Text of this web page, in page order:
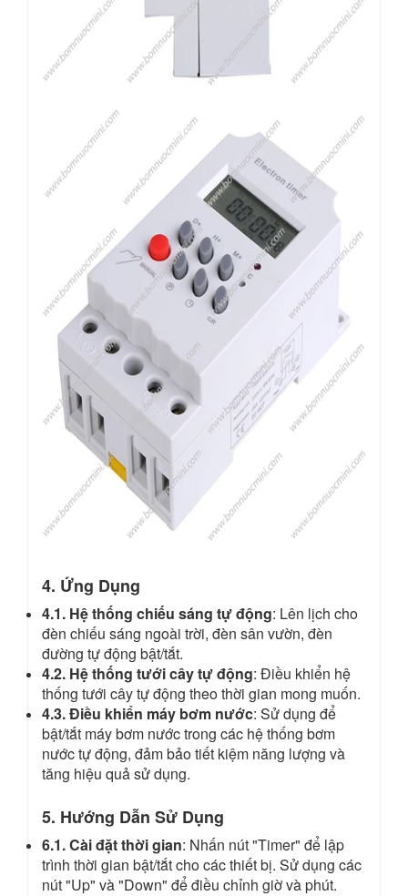
4. Ứng Dụng
4.1. Hệ thống chiếu sáng tự động: Lên lịch cho
đèn chiếu sáng ngoài trời, đèn sân vườn, đèn
đường tự động bật/tắt.
4.2. Hệ thống tưới cây tự động: Điều khiển hệ
thống tưới cây tự động theo thời gian mong muốn.
4.3. Điều khiển máy bơm nước: Sử dụng để
bật/tắt máy bơm nước trong các hệ thống bơm
nước tự động, đảm bảo tiết kiệm năng lượng và
tăng hiệu quả sử dụng.
5. Hướng Dẫn Sử Dụng
6.1. Cài đặt thời gian: Nhấn nút "Timer" để lập
trình thời gian bật/tắt cho các thiết bị. Sử dụng các
nút "Up" và "Down" để điều chỉnh giờ và phút.